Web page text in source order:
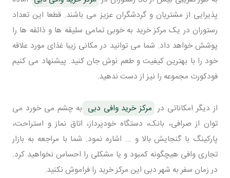
پذیرایی از مشتریان و گردشگران عزیز می باشند. قطعا این تعداد
رستوران در یک مرکز خرید به خوبی تمامی سلیقه ها و ذائقه ها را
پوشش خواهد داد. شما می توانید در مکانی زیبا غذای مورد علاقه
خود را با بهترین کیفیت و طعم نوش جان کنید. پیشنهاد می کنیم
فودکورت مجموعه را نیز از دست ندهید.
از دیگر امکاناتی در مرکز خرید وافی دبی به چشم می خورد می
توان از صرافی، بانک، دستگاه خودپرداز، اتاق نماز و استراحت،
پارکینگ با گنجایش بالا و ... اشاره نمود. شما با مراجعه به بازار
تجاری وافی هیچگونه کمبود و یا مشکلی را احساس نخواهید کرد.
در زمان سفر به شهر دبی این مرکز خرید را فراموش نکنید.